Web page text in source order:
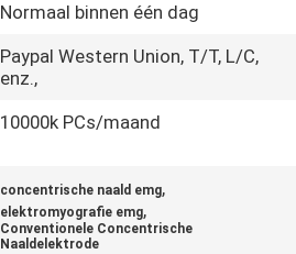
Normaal binnen één dag
Paypal Western Union, T/T, L/C,
enz.,
10000k PCs/maand
concentrische naald emg,
elektromyografie emg,
Conventionele Concentrische
Naaldelektrode